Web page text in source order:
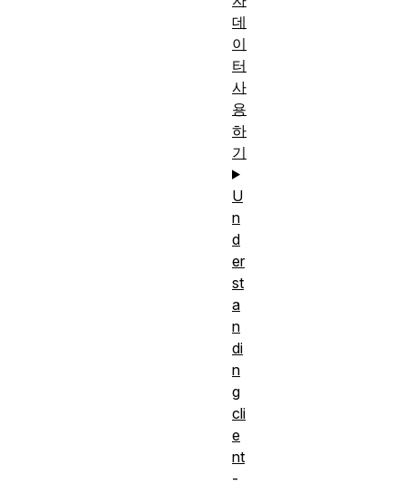
데
이
터
사
용
하
기
U
n
d
er
st
a
n
di
n
g
cli
e
nt
-